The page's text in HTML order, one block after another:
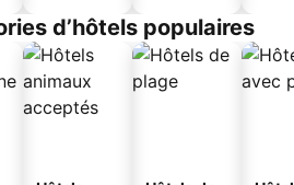
d’hôtels populaires